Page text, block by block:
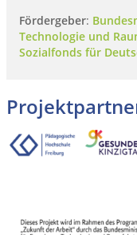
Fördergeber:
Technologie und
Sozialfonds für